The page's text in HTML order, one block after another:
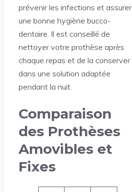
prévenir les infections et assurer
une bonne hygiène bucco-
dentaire. Il est conseillé de
nettoyer votre prothèse après
chaque repas et de la conserver
dans une solution adaptée
pendant la nuit.
Comparaison
des Prothèses
Amovibles et
Fixes